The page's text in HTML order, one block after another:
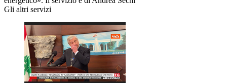
Gli altri servizi